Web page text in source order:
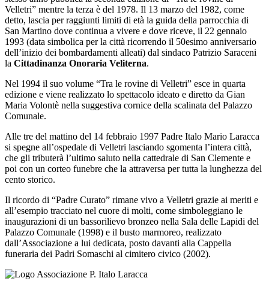
Velletri” mentre la terza è del 1978. Il 13 marzo del 1982, come
detto, lascia per raggiunti limiti di età la guida della parrocchia di
San Martino dove continua a vivere e dove riceve, il 22 gennaio
1993 (data simbolica per la città ricorrendo il 50esimo anniversario
dell’inizio dei bombardamenti alleati) dal sindaco Patrizio Saraceni
la Cittadinanza Onoraria Veliterna.
Nel 1994 il suo volume “Tra le rovine di Velletri” esce in quarta
edizione e viene realizzato lo spettacolo ideato e diretto da Gian
Maria Volontè nella suggestiva cornice della scalinata del Palazzo
Comunale.
Alle tre del mattino del 14 febbraio 1997 Padre Italo Mario Laracca
si spegne all’ospedale di Velletri lasciando sgomenta l’intera città,
che gli tributerà l’ultimo saluto nella cattedrale di San Clemente e
poi con un corteo funebre che la attraversa per tutta la lunghezza del
cento storico.
Il ricordo di “Padre Curato” rimane vivo a Velletri grazie ai meriti e
all’esempio tracciato nel cuore di molti, come simboleggiano le
inaugurazioni di un bassorilievo bronzeo nella Sala delle Lapidi del
Palazzo Comunale (1998) e il busto marmoreo, realizzato
dall’Associazione a lui dedicata, posto davanti alla Cappella
funeraria dei Padri Somaschi al cimitero civico (2002).